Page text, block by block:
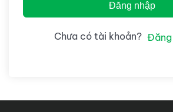
Đăng nhập
Chưa có tài khoản? Đăng